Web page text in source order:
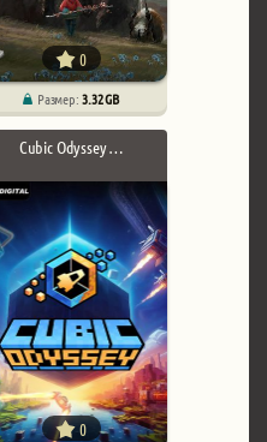
0
Размер:3.32 GB
Cubic Odyssey …
0